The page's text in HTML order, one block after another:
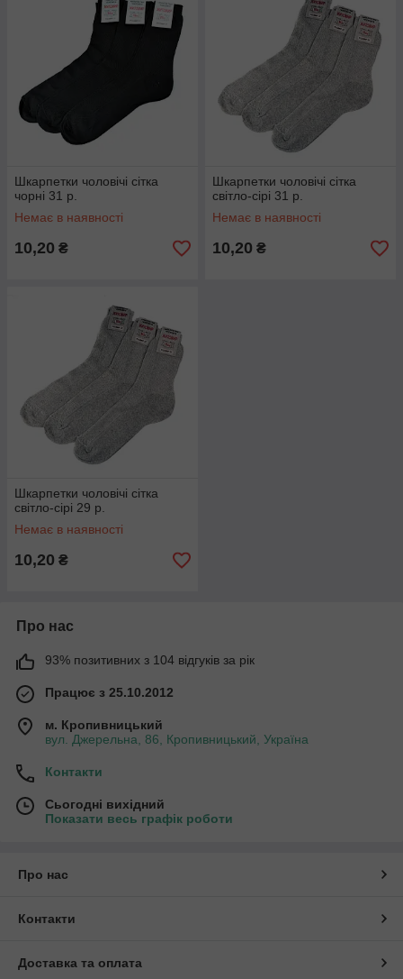
Шкарпетки чоловічі сітка
чорні 31 р.
Немає в наявності
10,20 ₴
Шкарпетки чоловічі сітка
світло-сірі 31 р.
Немає в наявності
10,20 ₴
Шкарпетки чоловічі сітка
світло-сірі 29 р.
Немає в наявності
10,20 ₴
Про нас
93% позитивних з 104 відгуків за рік
Працює з 25.10.2012
м. Кропивницький
вул. Джерельна, 86, Кропивницький, Україна
Контакти
Сьогодні вихідний
Показати весь графік роботи
Про нас
Контакти
Доставка та оплата